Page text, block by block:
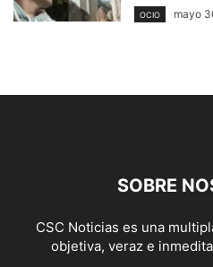
OCIO mayo
SOBRE
CSC Noticias es una
objetiva, veraz e